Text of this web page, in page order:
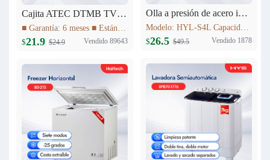
Cajita ATEC DTMB TV digital HD-TH24
$21.9 $24.9 Vendido 89643
Olla a presión de acero inoxidable 4L Haitech HYL-S4L
Modelo: HYL-S4L Capacidad: 4L Diámetro del producto (milímetro): 20cm Altura del producto (milímetro): 137mm Materiales: acero inoxidable 304 # Utilizables tanto para Cocinas a Gas como para Cocinas de Inducción
$26.5 $49.5 Vendido 1878